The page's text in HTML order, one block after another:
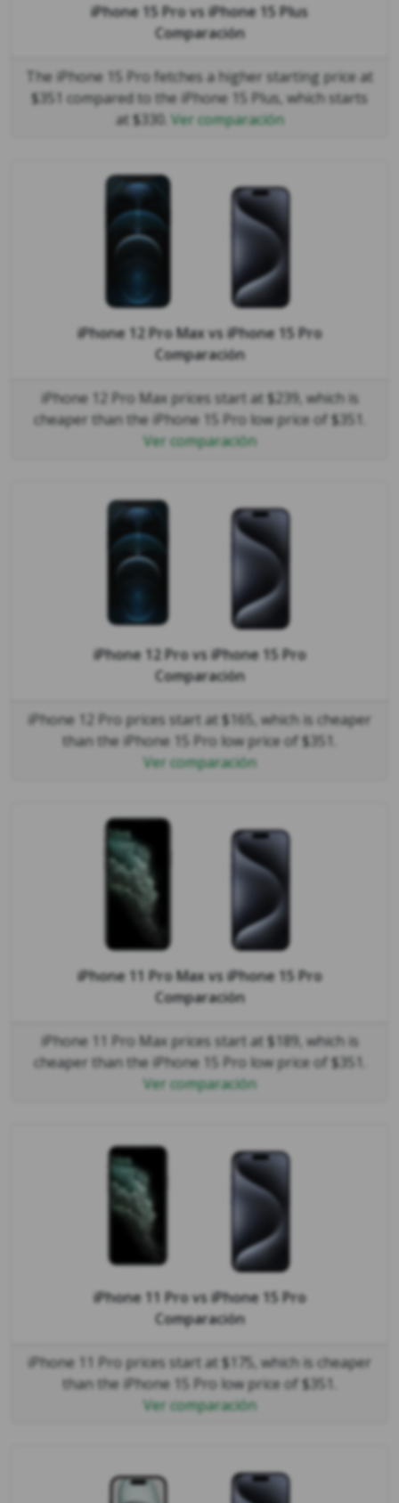
iPhone 15 ProvsiPhone 15 Plus
Comparación
The iPhone 15 Pro fetches a higher starting price at
$351 compared to the iPhone 15 Plus, which starts
at $330. Ver comparación
iPhone 12 Pro MaxvsiPhone 15 Pro
Comparación
iPhone 12 Pro Max prices start at $239, which is
cheaper than the iPhone 15 Pro low price of $351.
Ver comparación
iPhone 12 ProvsiPhone 15 Pro
Comparación
iPhone 12 Pro prices start at $165, which is cheaper
than the iPhone 15 Pro low price of $351.
Ver comparación
iPhone 11 Pro MaxvsiPhone 15 Pro
Comparación
iPhone 11 Pro Max prices start at $189, which is
cheaper than the iPhone 15 Pro low price of $351.
Ver comparación
iPhone 11 ProvsiPhone 15 Pro
Comparación
iPhone 11 Pro prices start at $175, which is cheaper
than the iPhone 15 Pro low price of $351.
Ver comparación